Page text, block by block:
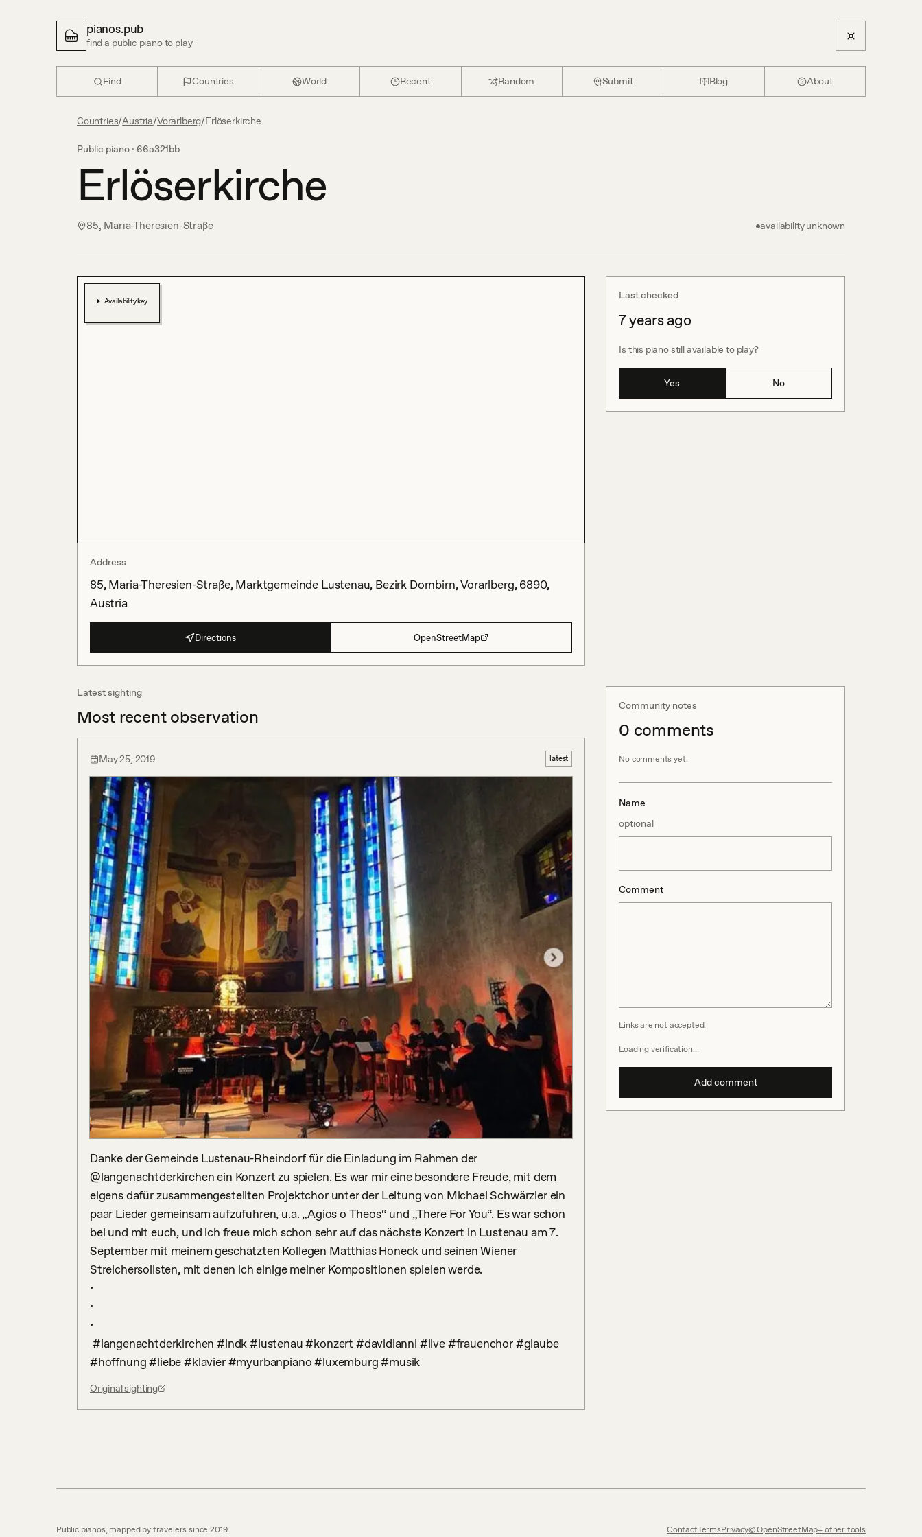
pianos.pub
find a public piano to play
Find Countries World Recent Random Submit Blog About
Countries/Austria/Vorarlberg/Erlöserkirche
Public piano · 66a321bb
Erlöserkirche
85, Maria-Theresien-Straße availability unknown
Last checked
7 years ago
Is this piano still available to play?
Yes No
Availability key
Address
85, Maria-Theresien-Straße, Marktgemeinde Lustenau, Bezirk Dornbirn, Vorarlberg, 6890,
Austria
Directions OpenStreetMap
Latest sighting
Most recent observation
May 25, 2019 latest
Danke der Gemeinde Lustenau-Rheindorf für die Einladung im Rahmen der
@langenachtderkirchen ein Konzert zu spielen. Es war mir eine besondere Freude, mit dem
eigens dafür zusammengestellten Projektchor unter der Leitung von Michael Schwärzler ein
paar Lieder gemeinsam aufzuführen, u.a. „Agios o Theos“ und „There For You“. Es war schön
bei und mit euch, und ich freue mich schon sehr auf das nächste Konzert in Lustenau am 7.
September mit meinem geschätzten Kollegen Matthias Honeck und seinen Wiener
Streichersolisten, mit denen ich einige meiner Kompositionen spielen werde.
•
•
•
#hoffnung #liebe #klavier #myurbanpiano #luxemburg #musik
Original sighting
Community notes
0 comments
No comments yet.
Name
optional
Comment
Links are not accepted.
Loading verification…
Add comment
Public pianos, mapped by travelers since 2019. ContactTermsPrivacy© OpenStreetMap other tools